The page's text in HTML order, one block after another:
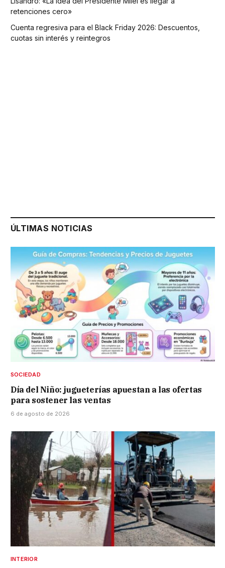
retenciones cero»
Cuenta regresiva para el Black Friday 2026: Descuentos,
cuotas sin interés y reintegros
ÚLTIMAS NOTICIAS
SOCIEDAD
Día del Niño: jugueterías apuestan a las ofertas
para sostener las ventas
6 de agosto de 2026
INTERIOR